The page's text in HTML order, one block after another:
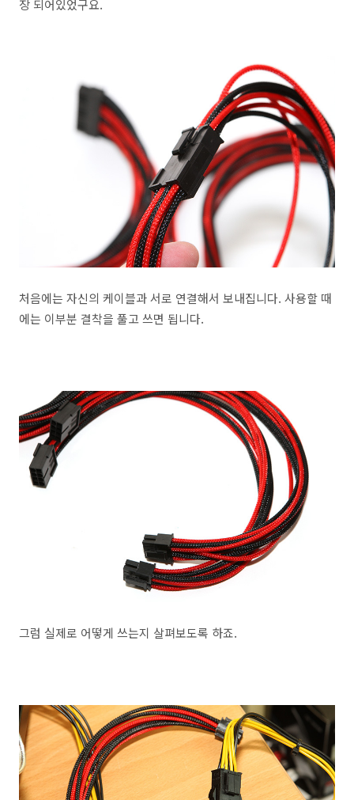
장 되어있었구요.
처음에는 자신의 케이블과 서로 연결해서 보내집니다. 사용할 때
에는 이부분 결착을 풀고 쓰면 됩니다.
그럼 실제로 어떻게 쓰는지 살펴보도록 하죠.